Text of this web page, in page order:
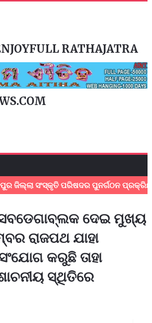
RATHAJATRA
ଜିଲ୍ଲା ସଂସ୍କୃତି ପରିଷଦର ପୁନର୍ଗଠନ ପ୍ରକ୍ରିୟା
ଦେଇ ମୁଖ୍ୟ
ରାଜପଥ ଯାହା
କରୁଛି ତାହା
ସ୍ଥିତିରେ